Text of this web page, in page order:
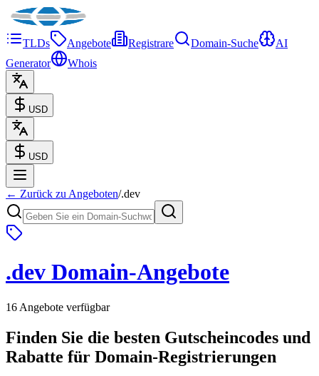
TLDs Angebote Registrare Domain-Suche
AI
Generator
Whois
USD
USD
← Zurück zu Angeboten/.dev
.dev Domain-Angebote
16 Angebote verfügbar
Finden Sie die besten Gutscheincodes und
Rabatte für Domain-Registrierungen